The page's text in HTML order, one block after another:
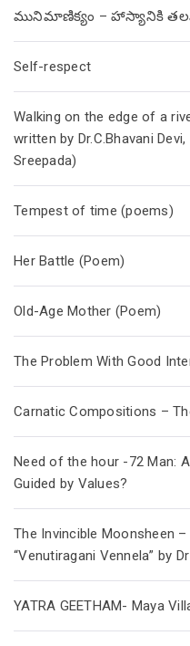
మునిమాణిక్యం – హాస్యానికి
Self-respect
Walking on the edge of a
written by Dr.C.Bhavani
Sreepada)
Tempest of time (poems)
Her Battle (Poem)
Old-Age Mother (Poem)
The Problem With Good
Carnatic Compositions –
Need of the hour -72 Man:
Guided by Values?
The Invincible Moonsheen
“Venutiragani Vennela” by
YATRA GEETHAM- Maya